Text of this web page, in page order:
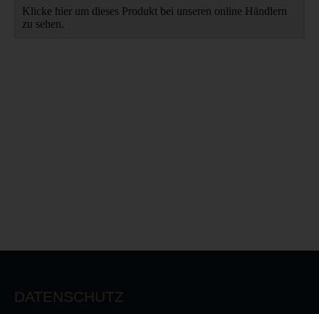
Klicke hier um dieses Produkt bei unseren online Händlern
zu sehen.
DATENSCHUTZ